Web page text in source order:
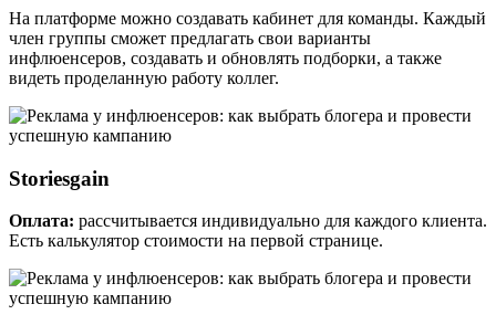
На платформе можно создавать кабинет для команды. Каждый
член группы сможет предлагать свои варианты
инфлюенсеров, создавать и обновлять подборки, а также
видеть проделанную работу коллег.
Storiesgain
Оплата: рассчитывается индивидуально для каждого клиента.
Есть калькулятор стоимости на первой странице.